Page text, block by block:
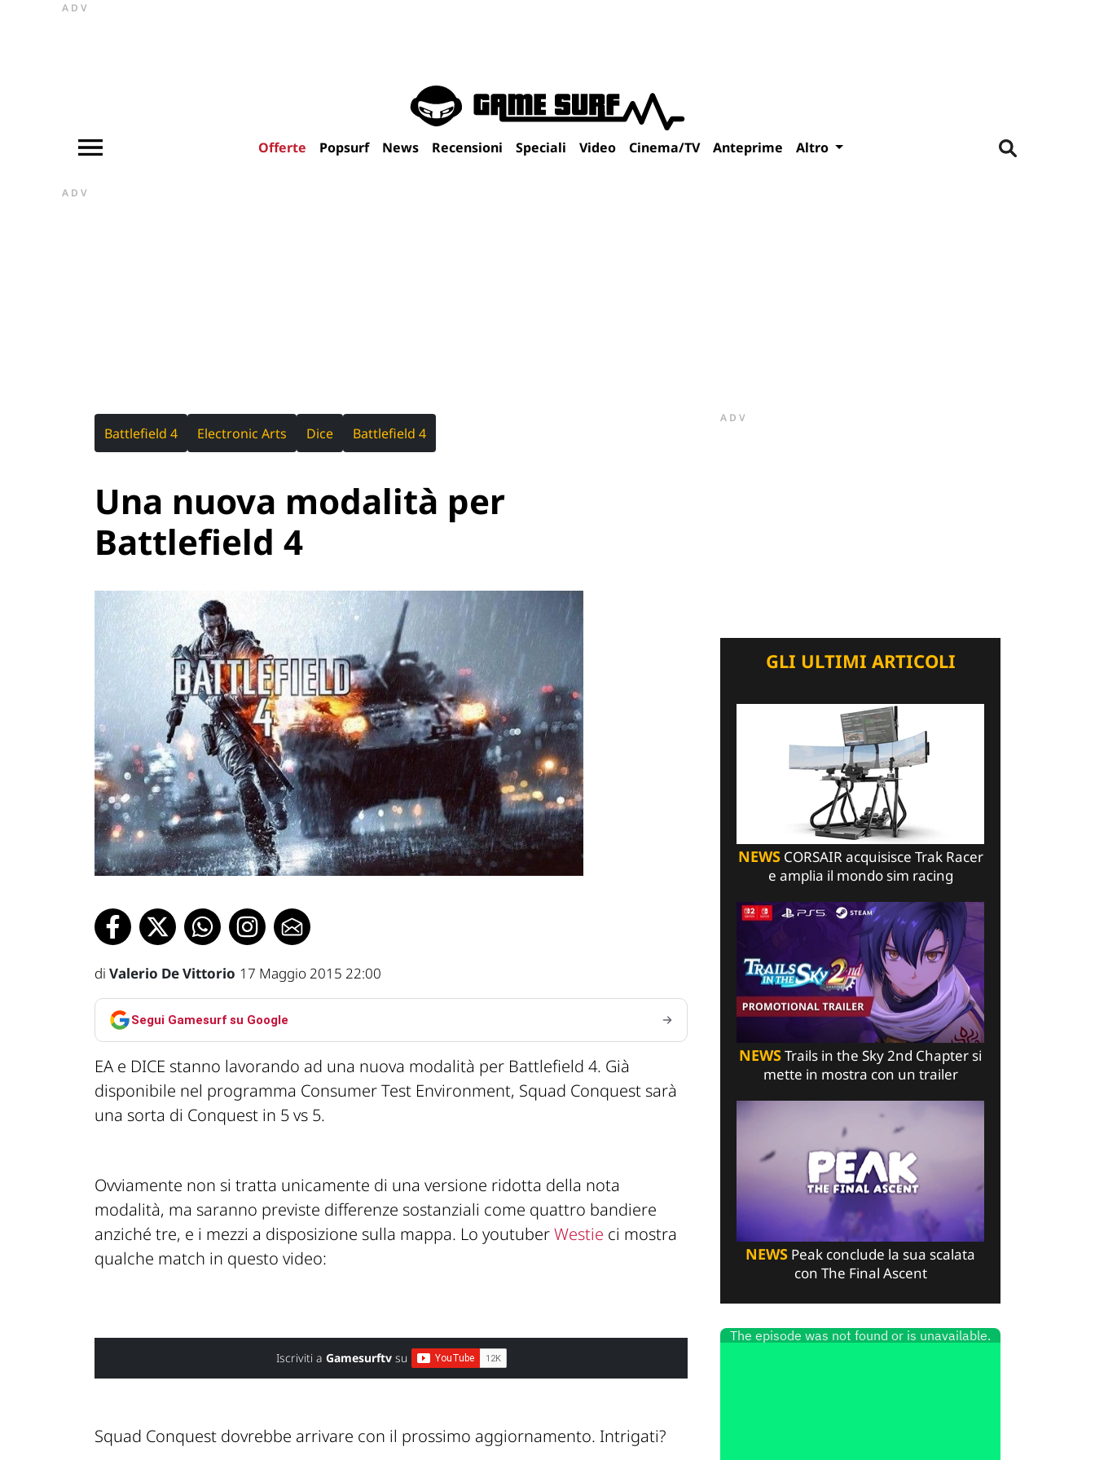
ADV
Offerte Popsurf News Recensioni Speciali Video Cinema/TV Anteprime Altro
ADV
Battlefield 4 Electronic Arts Dice Battlefield 4
Una nuova modalità per
Battlefield 4
di Valerio De Vittorio 17 Maggio 2015 22:00
Segui Gamesurf su Google
EA e DICE stanno lavorando ad una nuova modalità per Battlefield 4. Già
disponibile nel programma Consumer Test Environment, Squad Conquest sarà
una sorta di Conquest in 5 vs 5.
Ovviamente non si tratta unicamente di una versione ridotta della nota
modalità, ma saranno previste differenze sostanziali come quattro bandiere
anziché tre, e i mezzi a disposizione sulla mappa. Lo youtuberWestie ci mostra
qualche match in questo video:
Iscriviti a Gamesurftvsu
Squad Conquest dovrebbe arrivare con il prossimo aggiornamento. Intrigati?
ADV
GLI ULTIMI ARTICOLI
NEWSCORSAIR acquisisce Trak Racer
e amplia il mondo sim racing
NEWSTrails in the Sky 2nd Chapter si
mette in mostra con un trailer
NEWS Peak conclude la sua scalata
con The Final Ascent